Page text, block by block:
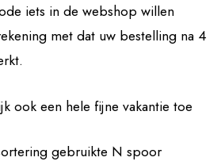
iets in de webshop willen
met dat uw bestelling na 4
ook een hele fijne vakantie toe
gebruikte N spoor